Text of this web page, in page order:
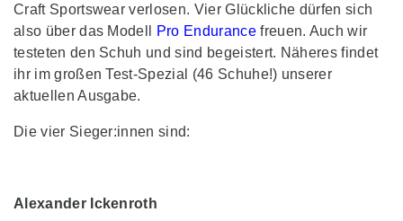
Craft Sportswear verlosen. Vier Glückliche dürfen sich
also über das Modell
Pro Endurancefreuen. Auch wir
testeten den Schuh und sind begeistert. Näheres findet
ihr im großen Test-Spezial (46 Schuhe!) unserer
aktuellen Ausgabe.
Die vier Sieger:innen sind:
Alexander Ickenroth